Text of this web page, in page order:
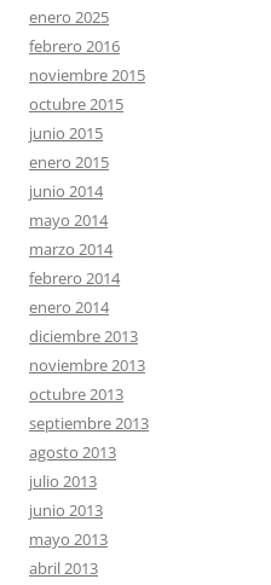
enero 2025
febrero 2016
noviembre 2015
octubre 2015
junio 2015
enero 2015
junio 2014
mayo 2014
marzo 2014
febrero 2014
enero 2014
diciembre 2013
noviembre 2013
octubre 2013
septiembre 2013
agosto 2013
julio 2013
junio 2013
mayo 2013
abril 2013